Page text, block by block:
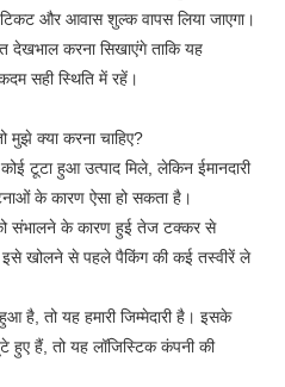
और आवास शुल्क वापस लिया जाएगा।
देखभाल करना सिखाएंगे ताकि यह
सही स्थिति में रहें।
मुझे क्या करना चाहिए?
टूटा हुआ उत्पाद मिले, लेकिन ईमानदारी
के कारण ऐसा हो सकता है।
संभालने के कारण हुई तेज टक्कर से
इसे खोलने से पहले पैकिंग की कई तस्वीरें ले
है, तो यह हमारी जिम्मेदारी है। इसके
हुए हैं, तो यह लॉजिस्टिक कंपनी की